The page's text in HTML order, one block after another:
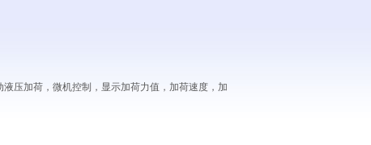
压加荷，微机控制，显示加荷力值，加荷速度，加